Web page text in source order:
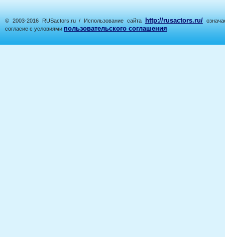
© 2003-2016 RUSactors.ru / Использование сайта http://rusactors.ru/
согласие с условиями пользовательского соглашения